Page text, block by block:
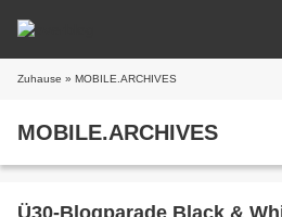
Zuhause » MOBILE.ARCHIVES
MOBILE.ARCHIVES
Ü30-Blogparade Black &